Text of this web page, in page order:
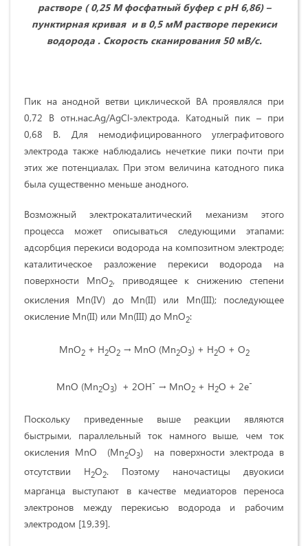
растворе ( 0,25 М фосфатный буфер с рН 6,86) –
пунктирная кривая и в 0,5 мМ растворе перекиси
водорода . Скорость сканирования 50 мВ/с.
Пик на анодной ветви циклической ВА проявлялся при
0,72 В отн.нас.Ag/AgCl-электрода. Катодный пик – при
0,68 В. Для немодифицированного углеграфитового
электрода также наблюдались нечеткие пики почти при
этих же потенциалах. При этом величина катодного пика
была существенно меньше анодного.
Возможный электрокаталитический механизм этого
процесса может описываться следующими этапами:
адсорбция перекиси водорода на композитном электроде;
каталитическое разложение перекиси водорода на
поверхности MnO2, приводящее к снижению степени
окисления Mn(IV) до Mn(II) или Mn(III); последующее
окисление Mn(II) или Mn(III) до MnO2:
MnO2+ H2O2→ MnO (Mn2O3) + H2O + O2
MnO (Mn2O3) + 2OH- → MnO2+ H2O + 2e-
Поскольку приведенные выше реакции являются
быстрыми, параллельный ток намного выше, чем ток
окисления MnO (Mn2O3) на поверхности электрода в
отсутствии H2O2. Поэтому наночастицы двуокиси
марганца выступают в качестве медиаторов переноса
электронов между перекисью водорода и рабочим
электродом [19,39].